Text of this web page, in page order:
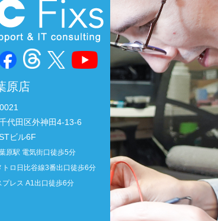
原店
代田区外神田4-13-6
ビル6F
原駅 電気街口徒歩5分
トロ日比谷線3番出口徒歩6分
プレス A1出口徒歩6分